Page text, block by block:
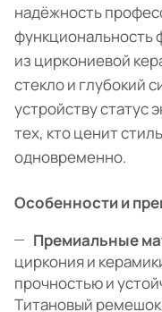
надёжность
функциональность
из циркониевой
стекло и глубокий
устройству статус
тех, кто ценит
одновременно.
Особенности и
Премиальные
циркония и
прочностью и
Титановый